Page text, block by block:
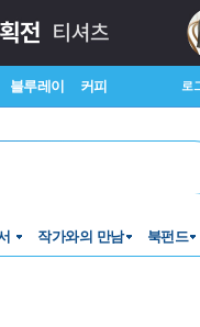
블루레이 커피 로
작가와의 만남 북펀드